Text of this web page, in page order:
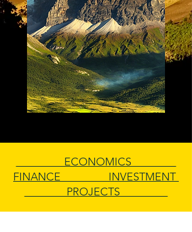
ECONOMICS
FINANCE INVESTMENT
PROJECTS